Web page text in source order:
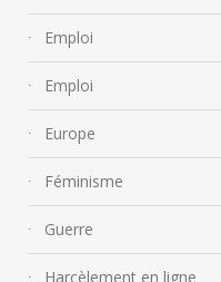
Emploi
Emploi
Europe
Féminisme
Guerre
Harcèlement en ligne